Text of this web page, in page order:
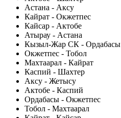
Астана - Аксу
Кайрат - Окжетпес
Кайсар - Актобе
Атырау - Астана
Кызыл-Жар СК - Ордабасы
Окжетпес - Тобол
Махтаарал - Кайрат
Каспий - Шахтер
Аксу - Жетысу
Актобе - Каспий
Ордабасы - Окжетпес
Тобол - Махтаарал